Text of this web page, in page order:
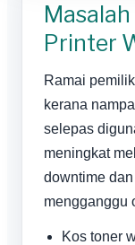
Printer
Ramai
kerana
selepas
meningkat
downtime
mengganggu
Kos toner